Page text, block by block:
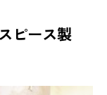
ピース製